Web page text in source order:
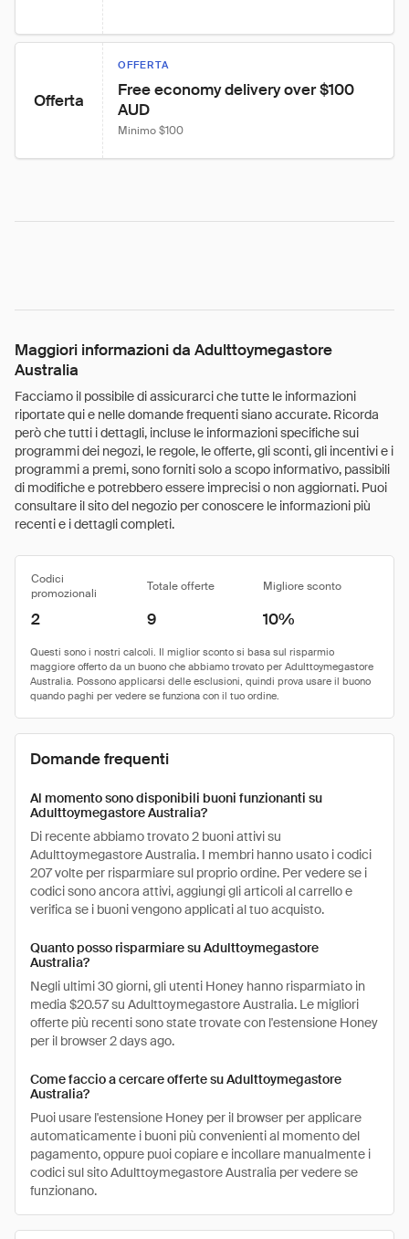
Offerta
OFFERTA
Free economy delivery over $100
AUD
Minimo $100
Maggiori informazioni da Adulttoymegastore
Australia
Facciamo il possibile di assicurarci che tutte le informazioni
riportate qui e nelle domande frequenti siano accurate. Ricorda
però che tutti i dettagli, incluse le informazioni specifiche sui
programmi dei negozi, le regole, le offerte, gli sconti, gli incentivi e i
programmi a premi, sono forniti solo a scopo informativo, passibili
di modifiche e potrebbero essere imprecisi o non aggiornati. Puoi
consultare il sito del negozio per conoscere le informazioni più
recenti e i dettagli completi.
Codici
promozionali
Totale offerte Migliore sconto
2 9 10%
Domande frequenti
Al momento sono disponibili buoni funzionanti su
Adulttoymegastore Australia?
Di recente abbiamo trovato 2 buoni attivi su
Adulttoymegastore Australia. I membri hanno usato i codici
207 volte per risparmiare sul proprio ordine. Per vedere se i
codici sono ancora attivi, aggiungi gli articoli al carrello e
verifica se i buoni vengono applicati al tuo acquisto.
Quanto posso risparmiare su Adulttoymegastore
Australia?
Negli ultimi 30 giorni, gli utenti Honey hanno risparmiato in
media $20.57 su Adulttoymegastore Australia. Le migliori
offerte più recenti sono state trovate con l'estensione Honey
per il browser 2 days ago.
Come faccio a cercare offerte su Adulttoymegastore
Australia?
Puoi usare l'estensione Honey per il browser per applicare
automaticamente i buoni più convenienti al momento del
pagamento, oppure puoi copiare e incollare manualmente i
codici sul sito Adulttoymegastore Australia per vedere se
funzionano.